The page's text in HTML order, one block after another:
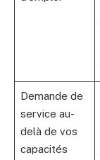
Demande de
service au-
delà de vos
capacités